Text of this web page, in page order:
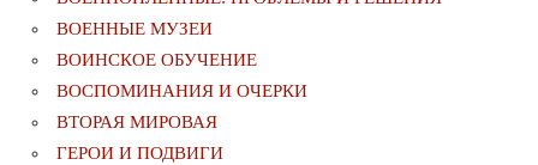
ВОЕННЫЕ МУЗЕИ
ВОИНСКОЕ ОБУЧЕНИЕ
ВОСПОМИНАНИЯ И ОЧЕРКИ
ВТОРАЯ МИРОВАЯ
ГЕРОИ И ПОДВИГИ